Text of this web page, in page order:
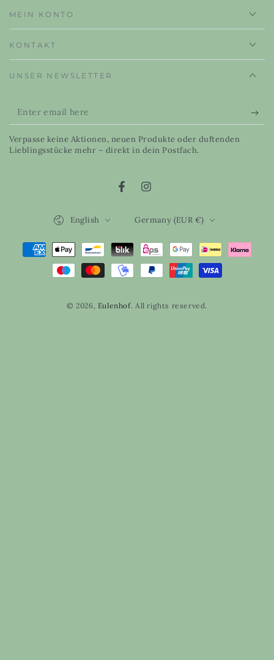
MEIN KONTO
KONTAKT
UNSER NEWSLETTER
Enter
email
here
Verpasse keine Aktionen, neuen Produkte oder duftenden
Lieblingsstücke mehr – direkt in dein Postfach.
FacebookInstagram
© 2026, Eulenhof. All rights reserved.
English Germany (EUR €)
Payment
methods